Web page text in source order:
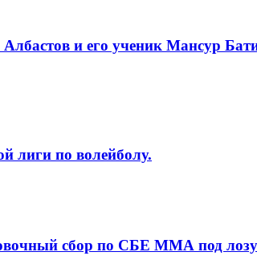
и его ученик Мансур
лиги по волейболу.
сбор по СБЕ ММА под